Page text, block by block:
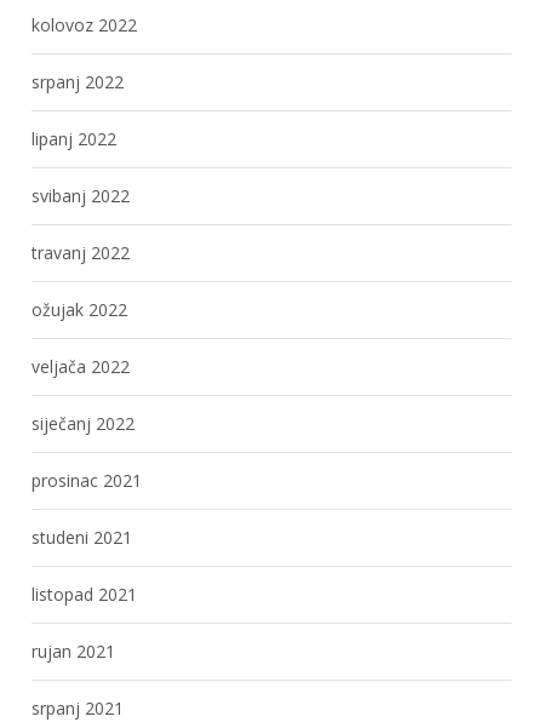
kolovoz 2022
srpanj 2022
lipanj 2022
svibanj 2022
travanj 2022
ožujak 2022
veljača 2022
siječanj 2022
prosinac 2021
studeni 2021
listopad 2021
rujan 2021
srpanj 2021